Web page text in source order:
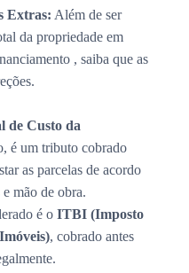
Extras: Além de ser
da propriedade em
, saiba que as
de Custo da
é um tributo cobrado
as parcelas de acordo
mão de obra.
é o ITBI (Imposto
, cobrado antes